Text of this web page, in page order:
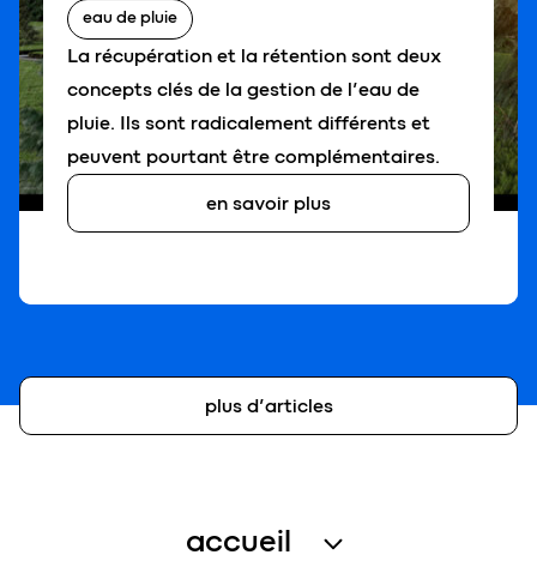
eau de pluie
La récupération et la rétention sont deux
concepts clés de la gestion de l’eau de
pluie. Ils sont radicalement différents et
peuvent pourtant être complémentaires.
en savoir plus
plus d’articles
accueil